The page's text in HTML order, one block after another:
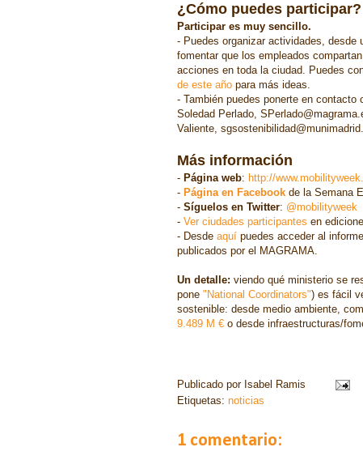
¿Cómo puedes participar?
Participar es muy sencillo.
- Puedes organizar actividades, desde
fomentar que los empleados
acciones en toda la ciudad. Puedes
de este año para más ideas.
- También puedes ponerte en contacto
Soledad Perlado,
Valiente,
Más información
- Página web: http://
- Página en Facebook de la Semana
- Síguelos en Twitter: @mobilityweek
- Ver ciudades participantes en
- Desde aquí puedes acceder al
publicados por el MAGRAMA.
Un detalle: viendo qué ministerio se
pone "National Coordinators") es fácil
sostenible: desde medio ambiente,
9.489 M € o desde infraestructuras/
Publicado por Isabel Ramis
Etiquetas: noticias
1 comentario: